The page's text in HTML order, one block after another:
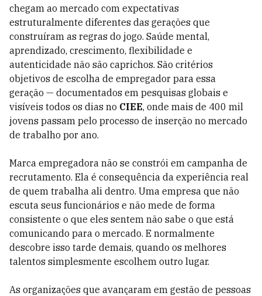
chegam ao mercado com expectativas
estruturalmente diferentes das gerações que
construíram as regras do jogo. Saúde mental,
aprendizado, crescimento, flexibilidade e
autenticidade não são caprichos. São critérios
objetivos de escolha de empregador para essa
geração — documentados em pesquisas globais e
visíveis todos os dias no CIEE, onde mais de 400 mil
jovens passam pelo processo de inserção no mercado
de trabalho por ano.
Marca empregadora não se constrói em campanha de
recrutamento. Ela é consequência da experiência real
de quem trabalha ali dentro. Uma empresa que não
escuta seus funcionários e não mede de forma
consistente o que eles sentem não sabe o que está
comunicando para o mercado. E normalmente
descobre isso tarde demais, quando os melhores
talentos simplesmente escolhem outro lugar.
As organizações que avançaram em gestão de pessoas